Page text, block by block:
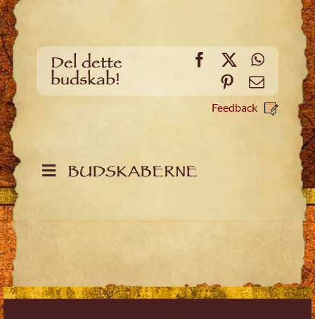
Del dette
budskab!
Facebook
X
Pinterest
Email
Feedback
BUDSKABERNE